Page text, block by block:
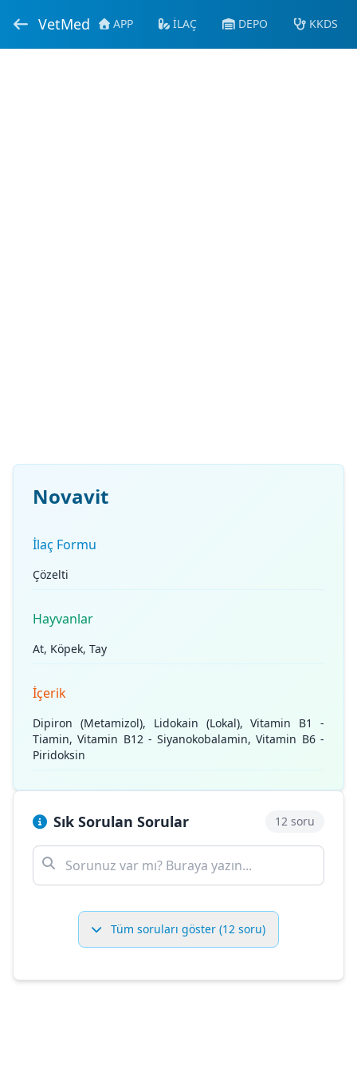
VetMed APP İLAÇ DEPO KKDS
Novavit
İlaç Formu
Çözelti
Hayvanlar
At, Köpek, Tay
İçerik
Dipiron (Metamizol), Lidokain (Lokal), Vitamin B1 -
Tiamin, Vitamin B12 - Siyanokobalamin, Vitamin B6 -
Piridoksin
Sık Sorulan Sorular 12 soru
Tüm soruları göster (12 soru)